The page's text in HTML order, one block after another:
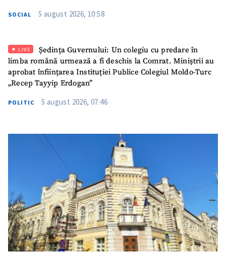
SOCIAL 5 august 2026, 10:58
LIVE
Ședința Guvernului: Un colegiu cu predare în
limba română urmează a fi deschis la Comrat. Miniștrii au
aprobat înființarea Instituției Publice Colegiul Moldo-Turc
„Recep Tayyip Erdogan”
POLITIC 5 august 2026, 07:46